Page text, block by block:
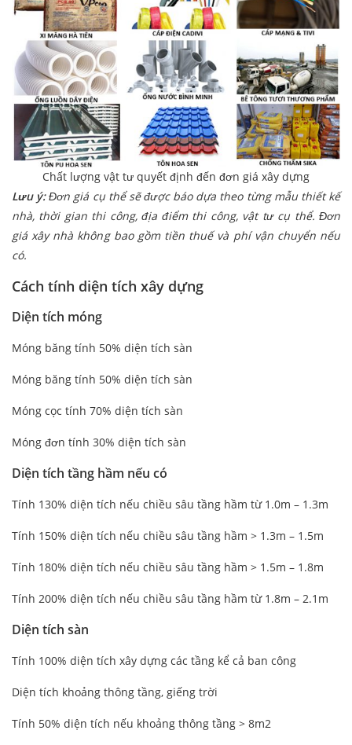
Chất lượng vật tư quyết định đến đơn giá xây dựng
Lưu ý:Đơn giá cụ thể sẽ được báo dựa theo từng mẫu thiết kế
nhà, thời gian thi công, địa điểm thi công, vật tư cụ thể. Đơn
giá xây nhà không bao gồm tiền thuế và phí vận chuyển nếu
có.
Cách tính diện tích xây dựng
Diện tích móng
Móng băng tính 50% diện tích sàn
Móng băng tính 50% diện tích sàn
Móng cọc tính 70% diện tích sàn
Móng đơn tính 30% diện tích sàn
Diện tích tầng hầm nếu có
Tính 130% diện tích nếu chiều sâu tầng hầm từ 1.0m – 1.3m
Tính 150% diện tích nếu chiều sâu tầng hầm > 1.3m – 1.5m
Tính 180% diện tích nếu chiều sâu tầng hầm > 1.5m – 1.8m
Tính 200% diện tích nếu chiều sâu tầng hầm từ 1.8m – 2.1m
Diện tích sàn
Tính 100% diện tích xây dựng các tầng kể cả ban công
Diện tích khoảng thông tầng, giếng trời
Tính 50% diện tích nếu khoảng thông tầng > 8m2